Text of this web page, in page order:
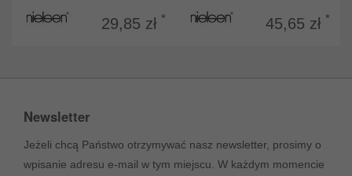
29,85 zł * 45,65 zł *
Newsletter
Jeżeli chcą Państwo otrzymywać nasz newsletter, prosimy o
wpisanie adresu e-mail w tym miejscu. W każdym momencie